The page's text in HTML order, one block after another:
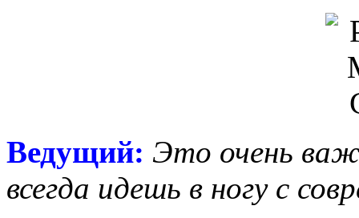
Ведущий: Это очень
всегда идешь в ногу с